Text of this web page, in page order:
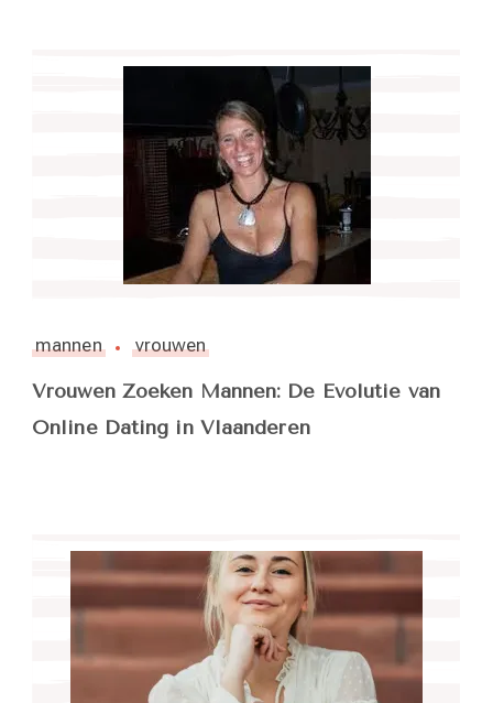
mannen vrouwen
Vrouwen Zoeken Mannen: De Evolutie van
Online Dating in Vlaanderen